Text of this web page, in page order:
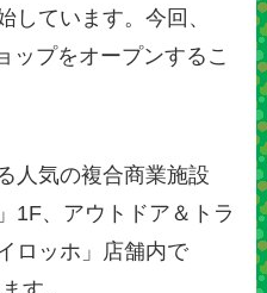
しています。今回、
ップをオープンするこ
人気の複合商業施設
1F、アウトドア＆トラ
ロッホ」店舗内で